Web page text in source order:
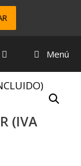
Menú
(IVA